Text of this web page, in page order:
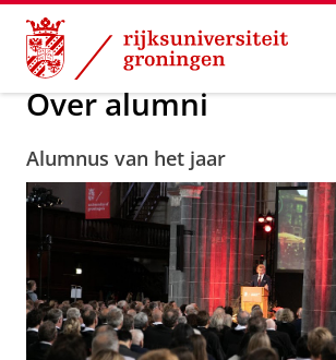
Skip
Content
Skip
Navigation
Alumni Over alumni
Over alumni
Alumnus van het jaar